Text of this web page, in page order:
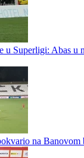
u Superligi: Abas u
na Banovom